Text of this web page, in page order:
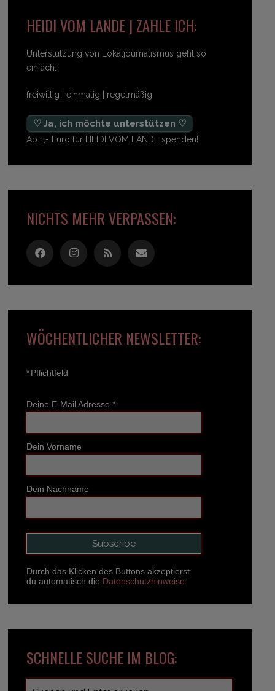
HEIDI VOM LANDE | ZAHLE ICH:
Unterstützung von Lokaljournalismus geht so
einfach:
freiwillig | einmalig | regelmäßig
♡ Ja, ich möchte unterstützen ♡
Ab 1,- Euro für HEIDI VOM LANDE spenden!
NICHTS MEHR VERPASSEN:
WÖCHENTLICHER NEWSLETTER:
*Pflichtfeld
Deine E-Mail Adresse *
Dein Vorname
Dein Nachname
Durch das Klicken des Buttons akzeptierst
du automatisch die Datenschutzhinweise.
SCHNELLE SUCHE IM BLOG: